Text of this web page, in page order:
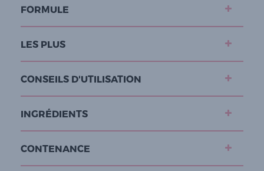
FORMULE
LES PLUS
CONSEILS D'UTILISATION
INGRÉDIENTS
CONTENANCE